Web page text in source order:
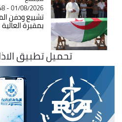
01/08/2026 - 15:48
تشييع ودفن
بمقبرة العالية
تحميل تطبيق